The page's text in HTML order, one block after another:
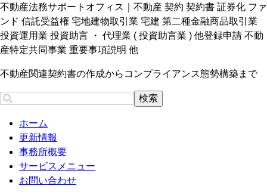
不動産法務サポートオフィス｜不動産 契約 契約書 証券化 ファ
ンド 信託受益権 宅地建物取引業 宅建 第二種金融商品取引業
投資運用業 投資助言 ・ 代理業 ( 投資助言業 ) 他登録申請 不動
産特定共同事業 重要事項説明 他
不動産関連契約書の作成からコンプライアンス態勢構築まで
ホーム
更新情報
事務所概要
サービスメニュー
お問い合わせ